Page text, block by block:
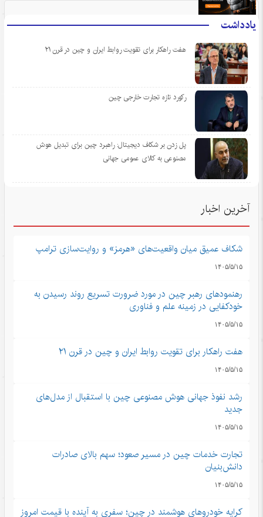
یادداشت
هفت راهکار برای تقویت روابط ایران و چین در قرن ۲۱
رکورد تازه تجارت خارجی چین
پل زدن بر شکاف دیجیتال: راهبرد چین برای تبدیل هوش
مصنوعی به کالای عمومی جهانی
آخرین اخبار
شکاف عمیق میان واقعیت‌های «هرمز» و روایت‌سازی ترامپ
۱۴۰۵/۵/۱۵
رهنمودهای رهبر چین در مورد ضرورت تسریع روند رسیدن به
خودکفایی در زمینه علم و فناوری
۱۴۰۵/۵/۱۵
هفت راهکار برای تقویت روابط ایران و چین در قرن ۲۱
۱۴۰۵/۵/۱۵
رشد نفوذ جهانی هوش مصنوعی چین با استقبال از مدل‌های
جدید
۱۴۰۵/۵/۱۵
تجارت خدمات چین در مسیر صعود؛ سهم بالای صادرات
دانش‌بنیان
۱۴۰۵/۵/۱۵
کرایه خودروهای هوشمند در چین؛ سفری به آینده با قیمت امروز